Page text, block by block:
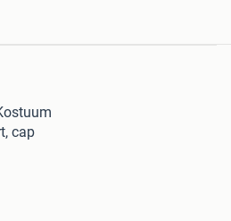
cap
Feestartikelen!* Het grootste en